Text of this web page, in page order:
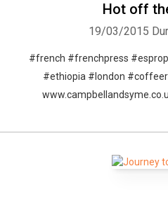
Hot off
19/03/2015
#french #frenchpress
#ethiopia #london